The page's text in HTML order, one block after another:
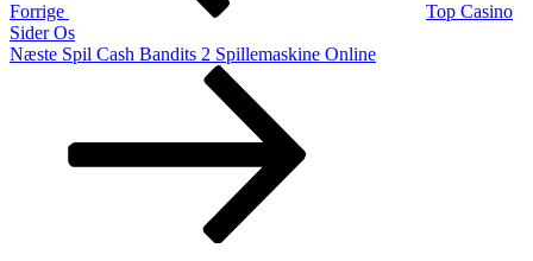
Forrige
Top Casino
Sider Os
Næste
Næste Spil Cash Bandits 2 Spillemaskine Online